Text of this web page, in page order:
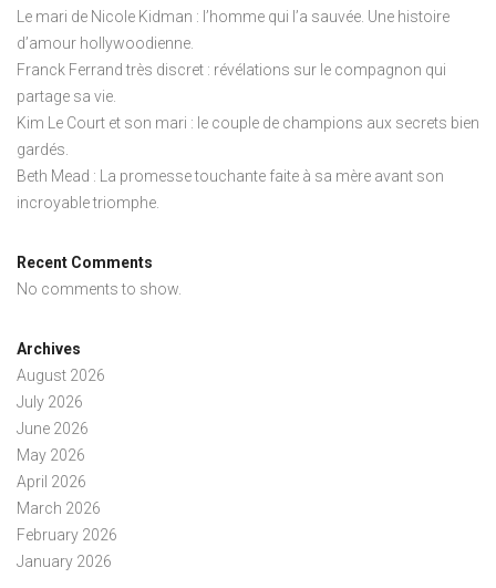
Le mari de Nicole Kidman : l’homme qui l’a sauvée. Une histoire
d’amour hollywoodienne.
Franck Ferrand très discret : révélations sur le compagnon qui
partage sa vie.
Kim Le Court et son mari : le couple de champions aux secrets bien
gardés.
Beth Mead : La promesse touchante faite à sa mère avant son
incroyable triomphe.
Recent Comments
No comments to show.
Archives
August 2026
July 2026
June 2026
May 2026
April 2026
March 2026
February 2026
January 2026